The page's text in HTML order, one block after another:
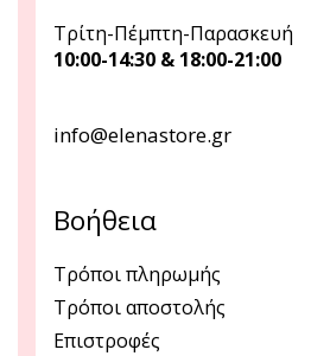
Τρίτη-Πέμπτη-Παρασκευή
10:00-14:30 & 18:00-21:00
info@elenastore.gr
Βοήθεια
Τρόποι πληρωμής
Τρόποι αποστολής
Επιστροφές